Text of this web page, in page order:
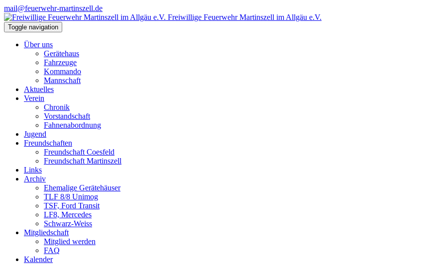
mail@feuerwehr-martinszell.de
Freiwillige Feuerwehr Martinszell im Allgäu e.V.
Toggle navigation
Über uns
Gerätehaus
Fahrzeuge
Kommando
Mannschaft
Aktuelles
Verein
Chronik
Vorstandschaft
Fahnenabordnung
Jugend
Freundschaften
Freundschaft Coesfeld
Freundschaft Martinszell
Links
Archiv
Ehemalige Gerätehäuser
TLF 8/8 Unimog
TSF, Ford Transit
LF8, Mercedes
Schwarz-Weiss
Mitgliedschaft
Mitglied werden
FAQ
Kalender